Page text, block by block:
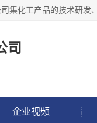
司
企业视频